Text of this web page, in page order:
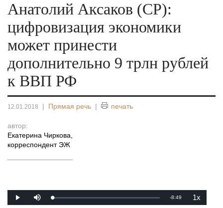
Анатолий Аксаков (СР):
цифровизация экономики
может принести
дополнительно 9 трлн рублей
к ВВП РФ
12.01.2018 | Прямая речь | печать
автор:
Екатерина Чиркова
корреспондент ЭЖ
Воспроизвести
Без
звука
Загрузка:
1.16%
Оставшееся
-8:49 1xСкорость